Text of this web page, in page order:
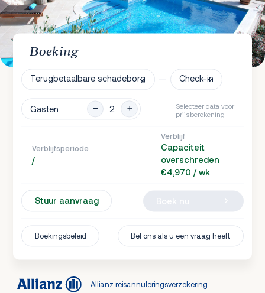
Boeking
Terugbetaalbare schadeborg Check-in
Gasten
Selecteer data voor
prijsberekening
Verblijfsperiode
/
Verblijf
Capaciteit
overschreden
€4,970 / wk
Stuur aanvraag
Boekingsbeleid Bel ons als u een vraag heeft
Allianz reisannuleringsverzekering